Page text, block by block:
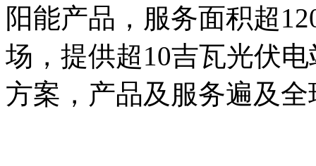
阳能产品，服务面积超
场，提供超10吉瓦光伏
方案，产品及服务遍及